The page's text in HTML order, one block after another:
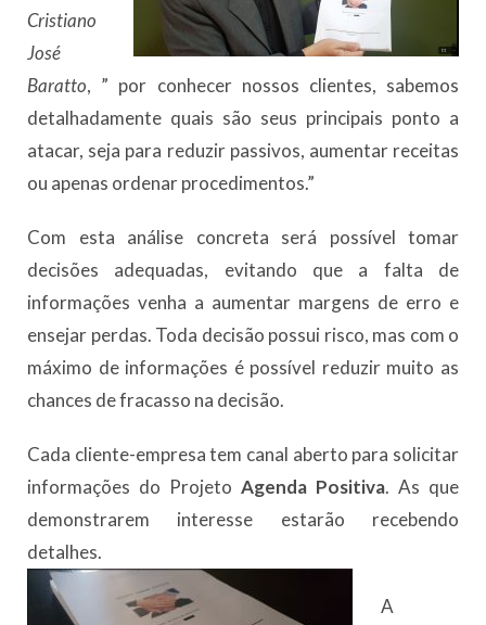
Cristiano
José
Baratto, ” por conhecer nossos clientes, sabemos
detalhadamente quais são seus principais ponto a
atacar, seja para reduzir passivos, aumentar receitas
ou apenas ordenar procedimentos.”
Com esta análise concreta será possível tomar
decisões adequadas, evitando que a falta de
informações venha a aumentar margens de erro e
ensejar perdas. Toda decisão possui risco, mas com o
máximo de informações é possível reduzir muito as
chances de fracasso na decisão.
Cada cliente-empresa tem canal aberto para solicitar
informações do Projeto Agenda Positiva. As que
demonstrarem interesse estarão recebendo
detalhes.
A